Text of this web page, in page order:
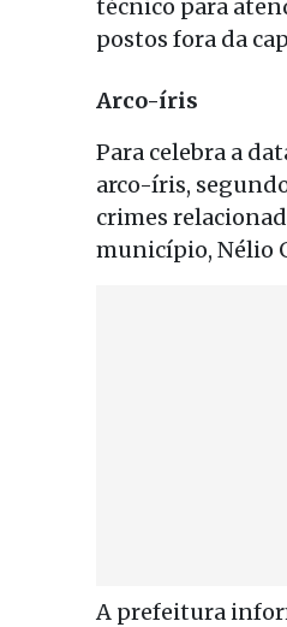
técnico para
postos fora da
Arco-íris
Para celebra a
arco-íris,
crimes
município, Nélio
A prefeitura